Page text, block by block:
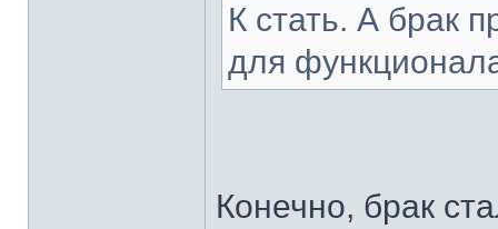
К стать. А брак
для
Конечно, брак